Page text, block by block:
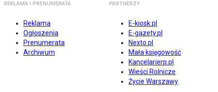
REKLAMA I PRENUMERATA
Reklama
Ogłoszenia
Prenumerata
Archiwum
PARTNERZY
E-kiosk.pl
E-gazety.pl
Nexto.pl
Mała księgowość
Kancelarierp.pl
Wieści Rolnicze
Życie Warszawy